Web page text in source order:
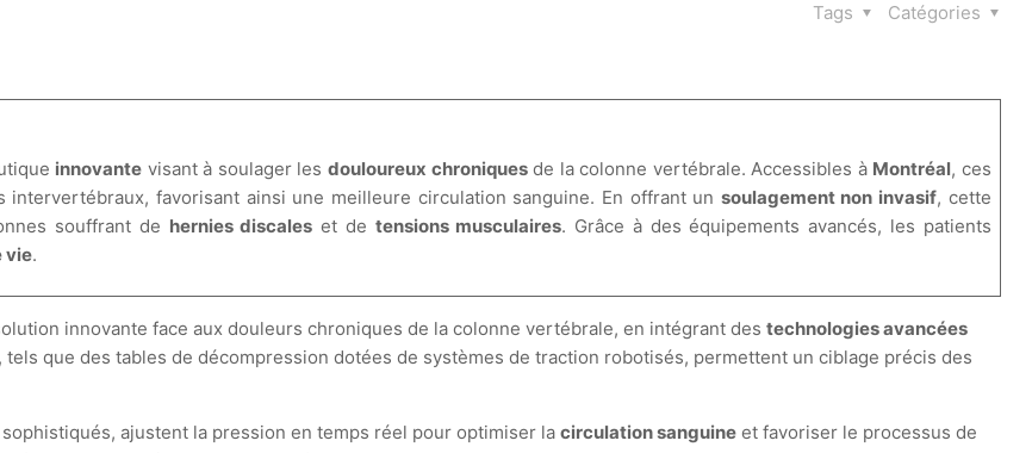
Catégories
Tags
innovante visant à soulager les douloureux chroniquesde la colonne vertébrale. Accessibles à Montréal, ces
favorisant ainsi une meilleure circulation sanguine. En offrant un soulagement non invasif, cette
souffrant de hernies discales et de tensions musculaires. Grâce à des équipements avancés, les patients
vie.
innovante face aux douleurs chroniques de la colonne vertébrale, en intégrant destechnologies avancées
que des tables de décompression dotées de systèmes de traction robotisés, permettent un ciblage précis des
ajustent la pression en temps réel pour optimiser lacirculation sanguine et favoriser le processus de